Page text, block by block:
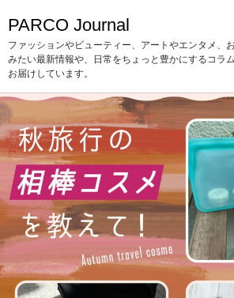
PARCO Journal
ファッションやビューティー、アートやエンタメ、
みたい最新情報や、日常をちょっと豊かにするコラ
お届けしています。